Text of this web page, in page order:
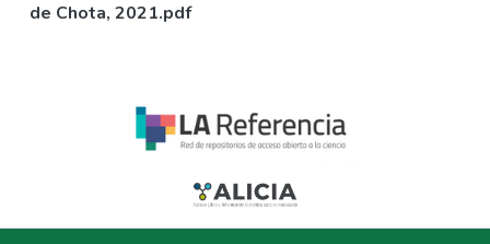
de Chota, 2021.pdf